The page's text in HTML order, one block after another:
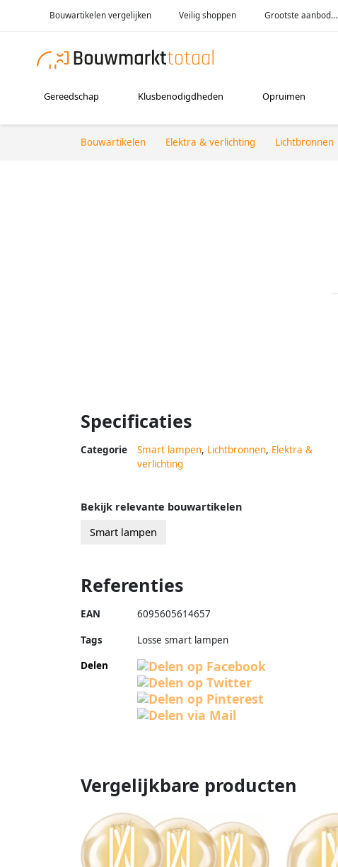
Bouwartikelen vergelijken Veilig shoppen Grootste aanbod...
Gereedschap Klusbenodigdheden Opruimen
Bouwartikelen Elektra & verlichting Lichtbronnen
Specificaties
Categorie Smart lampen, Lichtbronnen, Elektra &
verlichting
Bekijk relevante bouwartikelen
Smart lampen
Referenties
EAN 6095605614657
Tags
Losse smart lampen
Delen
Vergelijkbare producten